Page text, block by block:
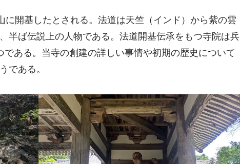
開基したとされる。法道は天竺（インド）から紫の雲
半ば伝説上の人物である。法道開基伝承をもつ寺院は兵
ある。当寺の創建の詳しい事情や初期の歴史について
である。